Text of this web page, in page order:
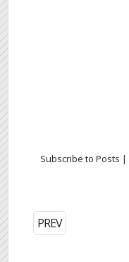
Subscribe to Posts |
PREV